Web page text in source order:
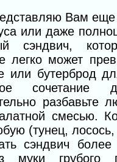
Вам еще
или даже
сэндвич,
легко может
или бутерброд
сочетание
разбавьте
смесью.
(тунец,
сэндвич
муки